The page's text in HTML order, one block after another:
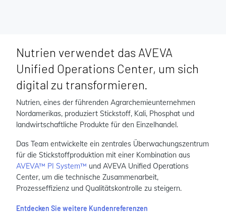
Nutrien verwendet das AVEVA
Unified Operations Center, um sich
digital zu transformieren.
Nutrien, eines der führenden Agrarchemieunternehmen
Nordamerikas, produziert Stickstoff, Kali, Phosphat und
landwirtschaftliche Produkte für den Einzelhandel.
Das Team entwickelte ein zentrales Überwachungszentrum
für die Stickstoffproduktion mit einer Kombination aus
AVEVA™ PI System™ und AVEVA Unified Operations
Center, um die technische Zusammenarbeit,
Prozesseffizienz und Qualitätskontrolle zu steigern.
Entdecken Sie weitere Kundenreferenzen